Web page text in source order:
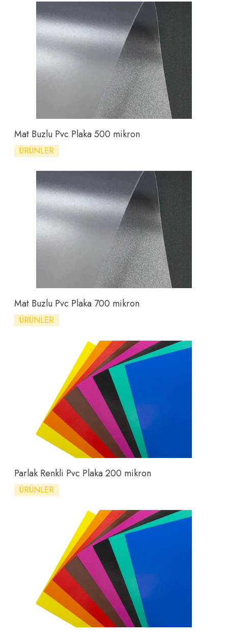
Mat Buzlu Pvc Plaka 500 mikron
ÜRÜNLER
Mat Buzlu Pvc Plaka 700 mikron
ÜRÜNLER
Parlak Renkli Pvc Plaka 200 mikron
ÜRÜNLER